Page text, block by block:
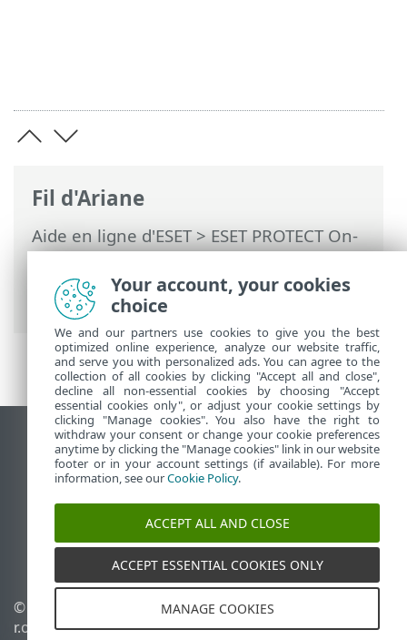
Fil d'Ariane
Aide en ligne d'ESET>ESET PROTECT On-
Prem>Démarrer>VDI, clonage et
détection de matériel> Identification du
matériel
Afficher le site pour ordinateur de bureau
End of Life
Base de connaissances ESET
Forum ESET
ESET Status Portal
Assistance régionale
© 1992 - 2026 ESET, spol. s
r.o. - Tous droits réservés.
Gérer les témoins
Politique relative aux
Your account, your cookies
choice
We and our partners use cookies to give you the best
optimized online experience, analyze our website traffic,
and serve you with personalized ads. You can agree to the
collection of all cookies by clicking "Accept all and close",
decline all non-essential cookies by choosing "Accept
essential cookies only", or adjust your cookie settings by
clicking "Manage cookies". You also have the right to
withdraw your consent or change your cookie preferences
anytime by clicking the "Manage cookies" link in our website
footer or in your account settings (if available). For more
information, see ourCookie Policy.
ACCEPT ALL AND CLOSE
ACCEPT ESSENTIAL COOKIES ONLY
MANAGE COOKIES